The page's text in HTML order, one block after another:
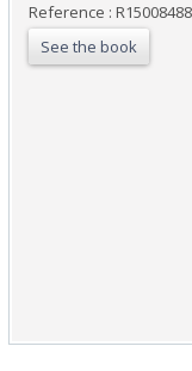
Reference :
See the book